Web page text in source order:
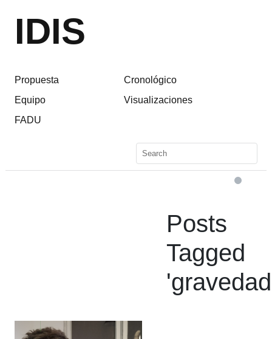
IDIS
Propuesta
Equipo
FADU
Cronológico
Visualizaciones
Posts
Tagged
'gravedad